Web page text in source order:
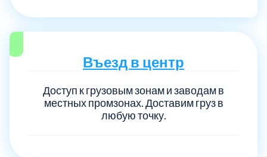
Въезд в центр
Доступ к грузовым зонам и заводам в
местных промзонах. Доставим груз в
любую точку.